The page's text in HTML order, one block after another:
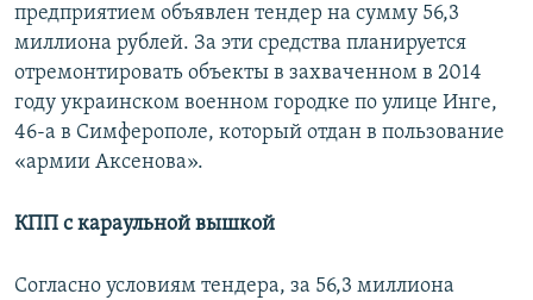
предприятием объявлен тендер на сумму 56,3
миллиона рублей. За эти средства планируется
отремонтировать объекты в захваченном в 2014
году украинском военном городке по улице Инге,
46-а в Симферополе, который отдан в пользование
«армии Аксенова».
КПП с караульной вышкой
Согласно условиям тендера, за 56,3 миллиона